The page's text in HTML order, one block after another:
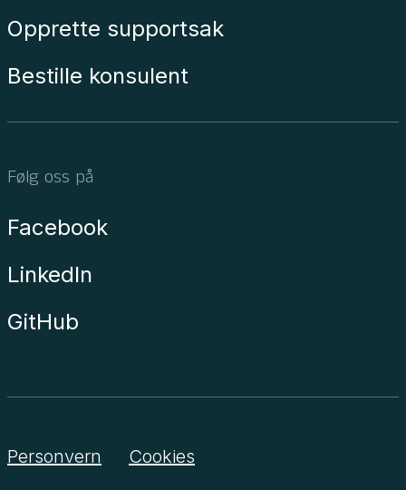
Opprette supportsak
Bestille konsulent
Følg oss på
Facebook
LinkedIn
GitHub
Personvern Cookies